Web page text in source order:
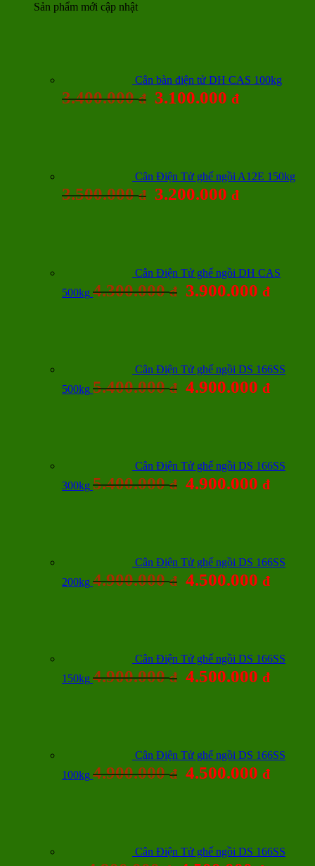
Sản phẩm mới cập nhật
Cân bàn điện tử DH CAS 100kg
3.400.000đ 3.100.000 đ
Cân Điện Tử ghế ngồi A12E 150kg
3.500.000đ 3.200.000 đ
Cân Điện Tử ghế ngồi DH CAS
500kg 4.300.000đ 3.900.000 đ
Cân Điện Tử ghế ngồi DS 166SS
500kg 5.400.000đ 4.900.000 đ
Cân Điện Tử ghế ngồi DS 166SS
300kg 5.400.000đ 4.900.000 đ
Cân Điện Tử ghế ngồi DS 166SS
200kg 4.900.000đ 4.500.000 đ
Cân Điện Tử ghế ngồi DS 166SS
150kg 4.900.000đ 4.500.000 đ
Cân Điện Tử ghế ngồi DS 166SS
100kg 4.900.000đ 4.500.000 đ
Cân Điện Tử ghế ngồi DS 166SS